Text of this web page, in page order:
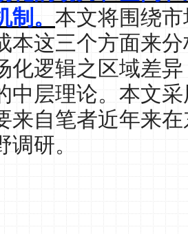
制。本文将围绕
本这三个方面来
化逻辑之区域差
中层理论。本文
来自笔者近年来
调研。